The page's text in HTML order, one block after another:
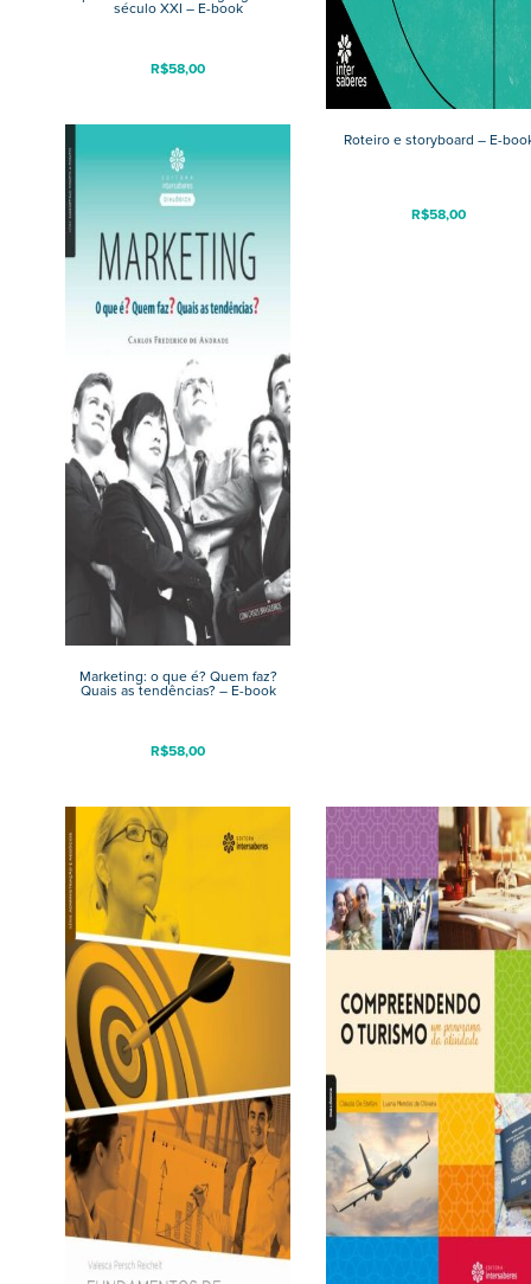
Roteiro e storyboard – E-
R$58,00
século XXI – E-book
R$58,00
Marketing: o que é? Quem faz?
Quais as tendências? – E-book
R$58,00